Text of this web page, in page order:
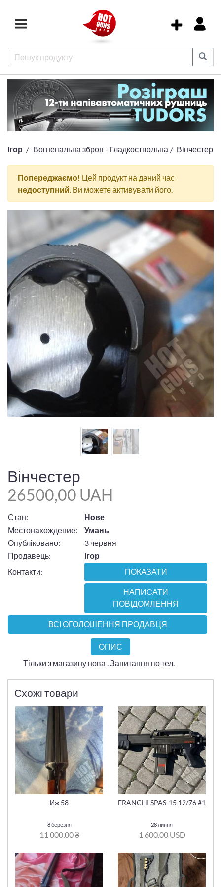
Ігор Вогнепальна зброя - Гладкоствольна Вінчестер
Попереджаємо! Цей продукт на даний час
недоступний. Ви можете активувати його.
Вінчестер
26500,00 UAH
Стан:
Нове
Местонахождение:
Умань
Опубліковано:
3 червня
Продавець:
Ігор
Контакти:
ПОКАЗАТИ
НАПИСАТИ
ПОВІДОМЛЕННЯ
ВСІ ОГОЛОШЕННЯ ПРОДАВЦЯ
ОПИС
Тільки з магазину нова . Запитання по тел.
Схожі товари
Иж 58
8 березня
11 000,00 ₴
FRANCHI SPAS-15 12/76 #1
28 липня
1 600,00 USD